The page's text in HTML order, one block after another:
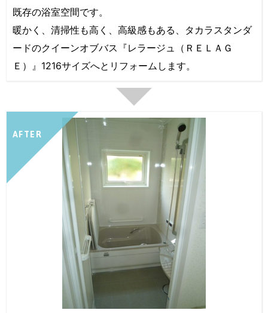
既存の浴室空間です。
暖かく、清掃性も高く、高級感もある、タカラスタンダ
ードのクイーンオブバス『レラージュ（ＲＥＬＡＧ
Ｅ）』1216サイズへとリフォームします。
AFTER